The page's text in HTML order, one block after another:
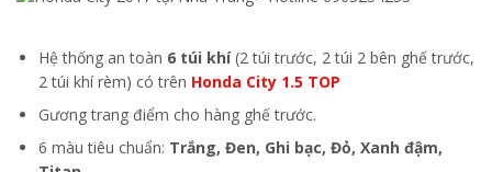
Hệ thống an toàn 6 túi khí(2 túi trước, 2 túi 2 bên ghế trước,
2 túi khí rèm) có trên Honda City 1.5 TOP
Gương trang điểm cho hàng ghế trước.
6 màu tiêu chuẩn: Trắng, Đen, Ghi bạc, Đỏ, Xanh đậm,